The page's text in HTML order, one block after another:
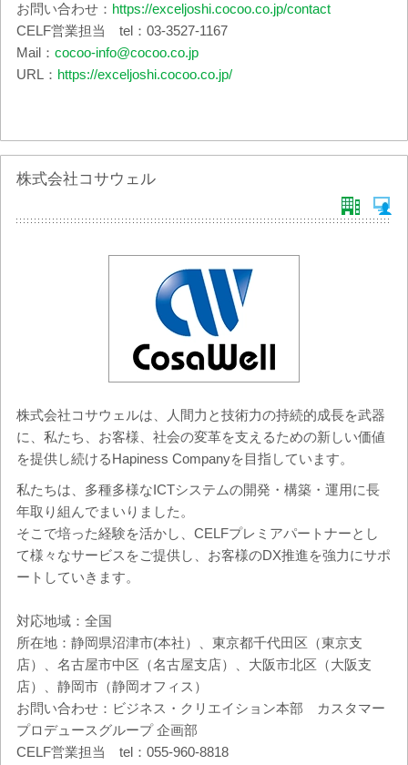
お問い合わせ： https://exceljoshi.cocoo.co.jp/contact
CELF営業担当 tel：03-3527-1167
Mail： cocoo-info@cocoo.co.jp
URL： https://exceljoshi.cocoo.co.jp/
株式会社コサウェル
株式会社コサウェルは、人間力と技術力の持続的成長を武器
に、私たち、お客様、社会の変革を支えるための新しい価値
を提供し続けるHapiness Companyを目指しています。
私たちは、多種多様なICTシステムの開発・構築・運用に長
年取り組んでまいりました。
そこで培った経験を活かし、CELFプレミアパートナーとし
て様々なサービスをご提供し、お客様のDX推進を強力にサポ
ートしていきます。
対応地域：全国
所在地：静岡県沼津市(本社）、東京都千代田区（東京支
店）、名古屋市中区（名古屋支店）、大阪市北区（大阪支
店）、静岡市（静岡オフィス）
お問い合わせ：ビジネス・クリエイション本部 カスタマー
プロデュースグループ 企画部
CELF営業担当 tel：055-960-8818